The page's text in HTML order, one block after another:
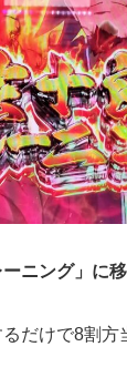
ニング」に
だけで8割方